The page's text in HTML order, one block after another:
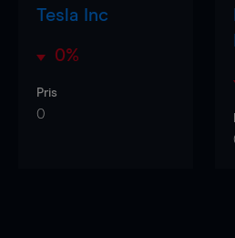
Tesla Inc
0%
Pris
0